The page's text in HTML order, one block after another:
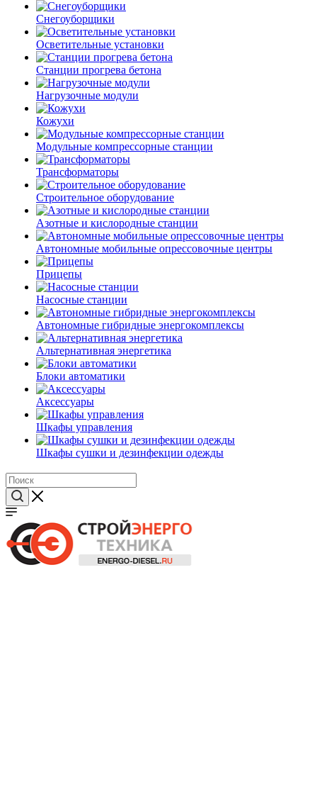
Снегоуборщики
Осветительные установки
Станции прогрева бетона
Нагрузочные модули
Кожухи
Модульные компрессорные станции
Трансформаторы
Строительное оборудование
Азотные и кислородные станции
Автономные мобильные опрессовочные центры
Прицепы
Насосные станции
Автономные гибридные энергокомплексы
Альтернативная энергетика
Блоки автоматики
Аксессуары
Шкафы управления
Шкафы сушки и дезинфекции одежды